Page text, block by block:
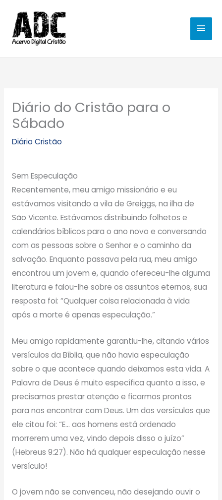
para
conteúdo
Diário do Cristão para o
Sábado
Diário Cristão
Sem Especulação
Recentemente, meu amigo missionário e eu
estávamos visitando a vila de Greiggs, na ilha de
São Vicente. Estávamos distribuindo folhetos e
calendários bíblicos para o ano novo e conversando
com as pessoas sobre o Senhor e o caminho da
salvação. Enquanto passava pela rua, meu amigo
encontrou um jovem e, quando ofereceu-lhe alguma
literatura e falou-lhe sobre os assuntos eternos, sua
resposta foi: “Qualquer coisa relacionada à vida
após a morte é apenas especulação.”
Meu amigo rapidamente garantiu-lhe, citando vários
versículos da Bíblia, que não havia especulação
sobre o que acontece quando deixamos esta vida. A
Palavra de Deus é muito específica quanto a isso, e
precisamos prestar atenção e ficarmos prontos
para nos encontrar com Deus. Um dos versículos que
ele citou foi: “E… aos homens está ordenado
morrerem uma vez, vindo depois disso o juízo”
(Hebreus 9:27). Não há qualquer especulação nesse
versículo!
O jovem não se convenceu, não desejando ouvir o